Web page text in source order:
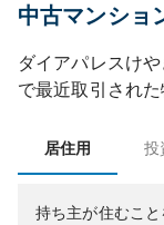
中古マンショ
ダイアパレスけや
で最近取引された
居住用 投
持ち主が住むこと